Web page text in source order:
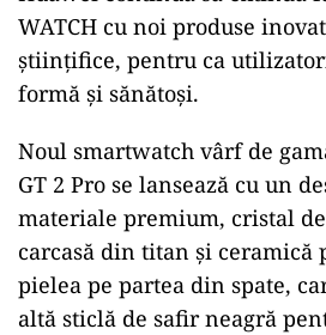
WATCH cu noi produse
științifice, pentru ca
formă și sănătoși.
Noul smartwatch vârf de
GT 2 Pro se lansează cu un
materiale premium, cristal de
carcasă din titan și ceramică
pielea pe partea din spate,
altă sticlă de safir neagră